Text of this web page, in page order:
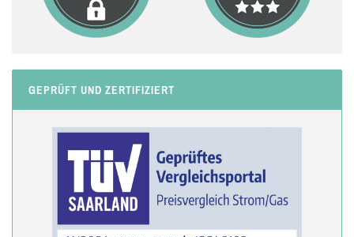
GEPRÜFT UND ZERTIFIZIERT